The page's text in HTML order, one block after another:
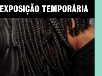
EXPOSIÇÃO TEMPORÁRIA